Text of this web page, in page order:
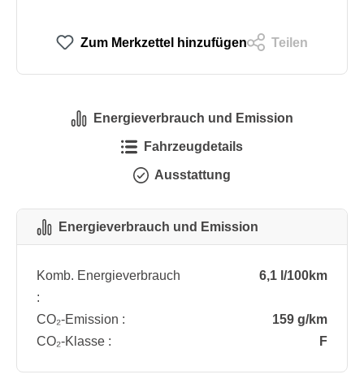
Zum Merkzettel hinzufügen Teilen
Energieverbrauch und Emission
Fahrzeugdetails
Ausstattung
Energieverbrauch und Emission
Komb. Energieverbrauch
:
6,1 l/100km
CO₂-Emission :
159 g/km
CO₂-Klasse :
F